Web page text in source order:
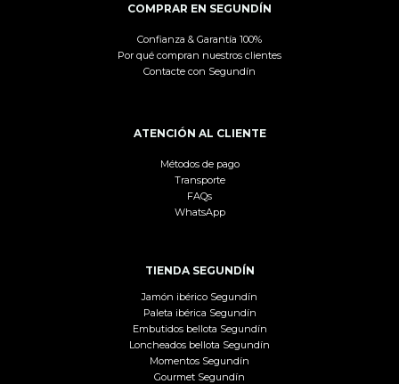
COMPRAR EN SEGUNDÍN
Confianza & Garantía 100%
Por qué compran nuestros clientes
Contacte con Segundín
ATENCIÓN AL CLIENTE
Métodos de pago
Transporte
FAQs
WhatsApp
TIENDA SEGUNDÍN
Jamón ibérico Segundín
Paleta ibérica Segundín
Embutidos bellota Segundín
Loncheados bellota Segundín
Momentos Segundín
Gourmet Segundín